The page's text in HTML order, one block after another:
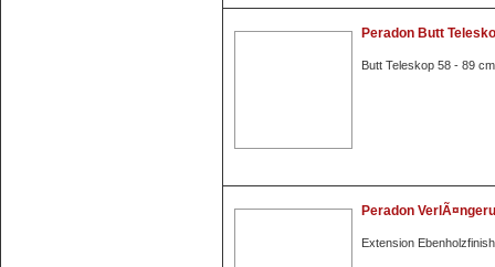
Peradon Butt
Butt Teleskop 58 - 89 cm
Peradon
Extension